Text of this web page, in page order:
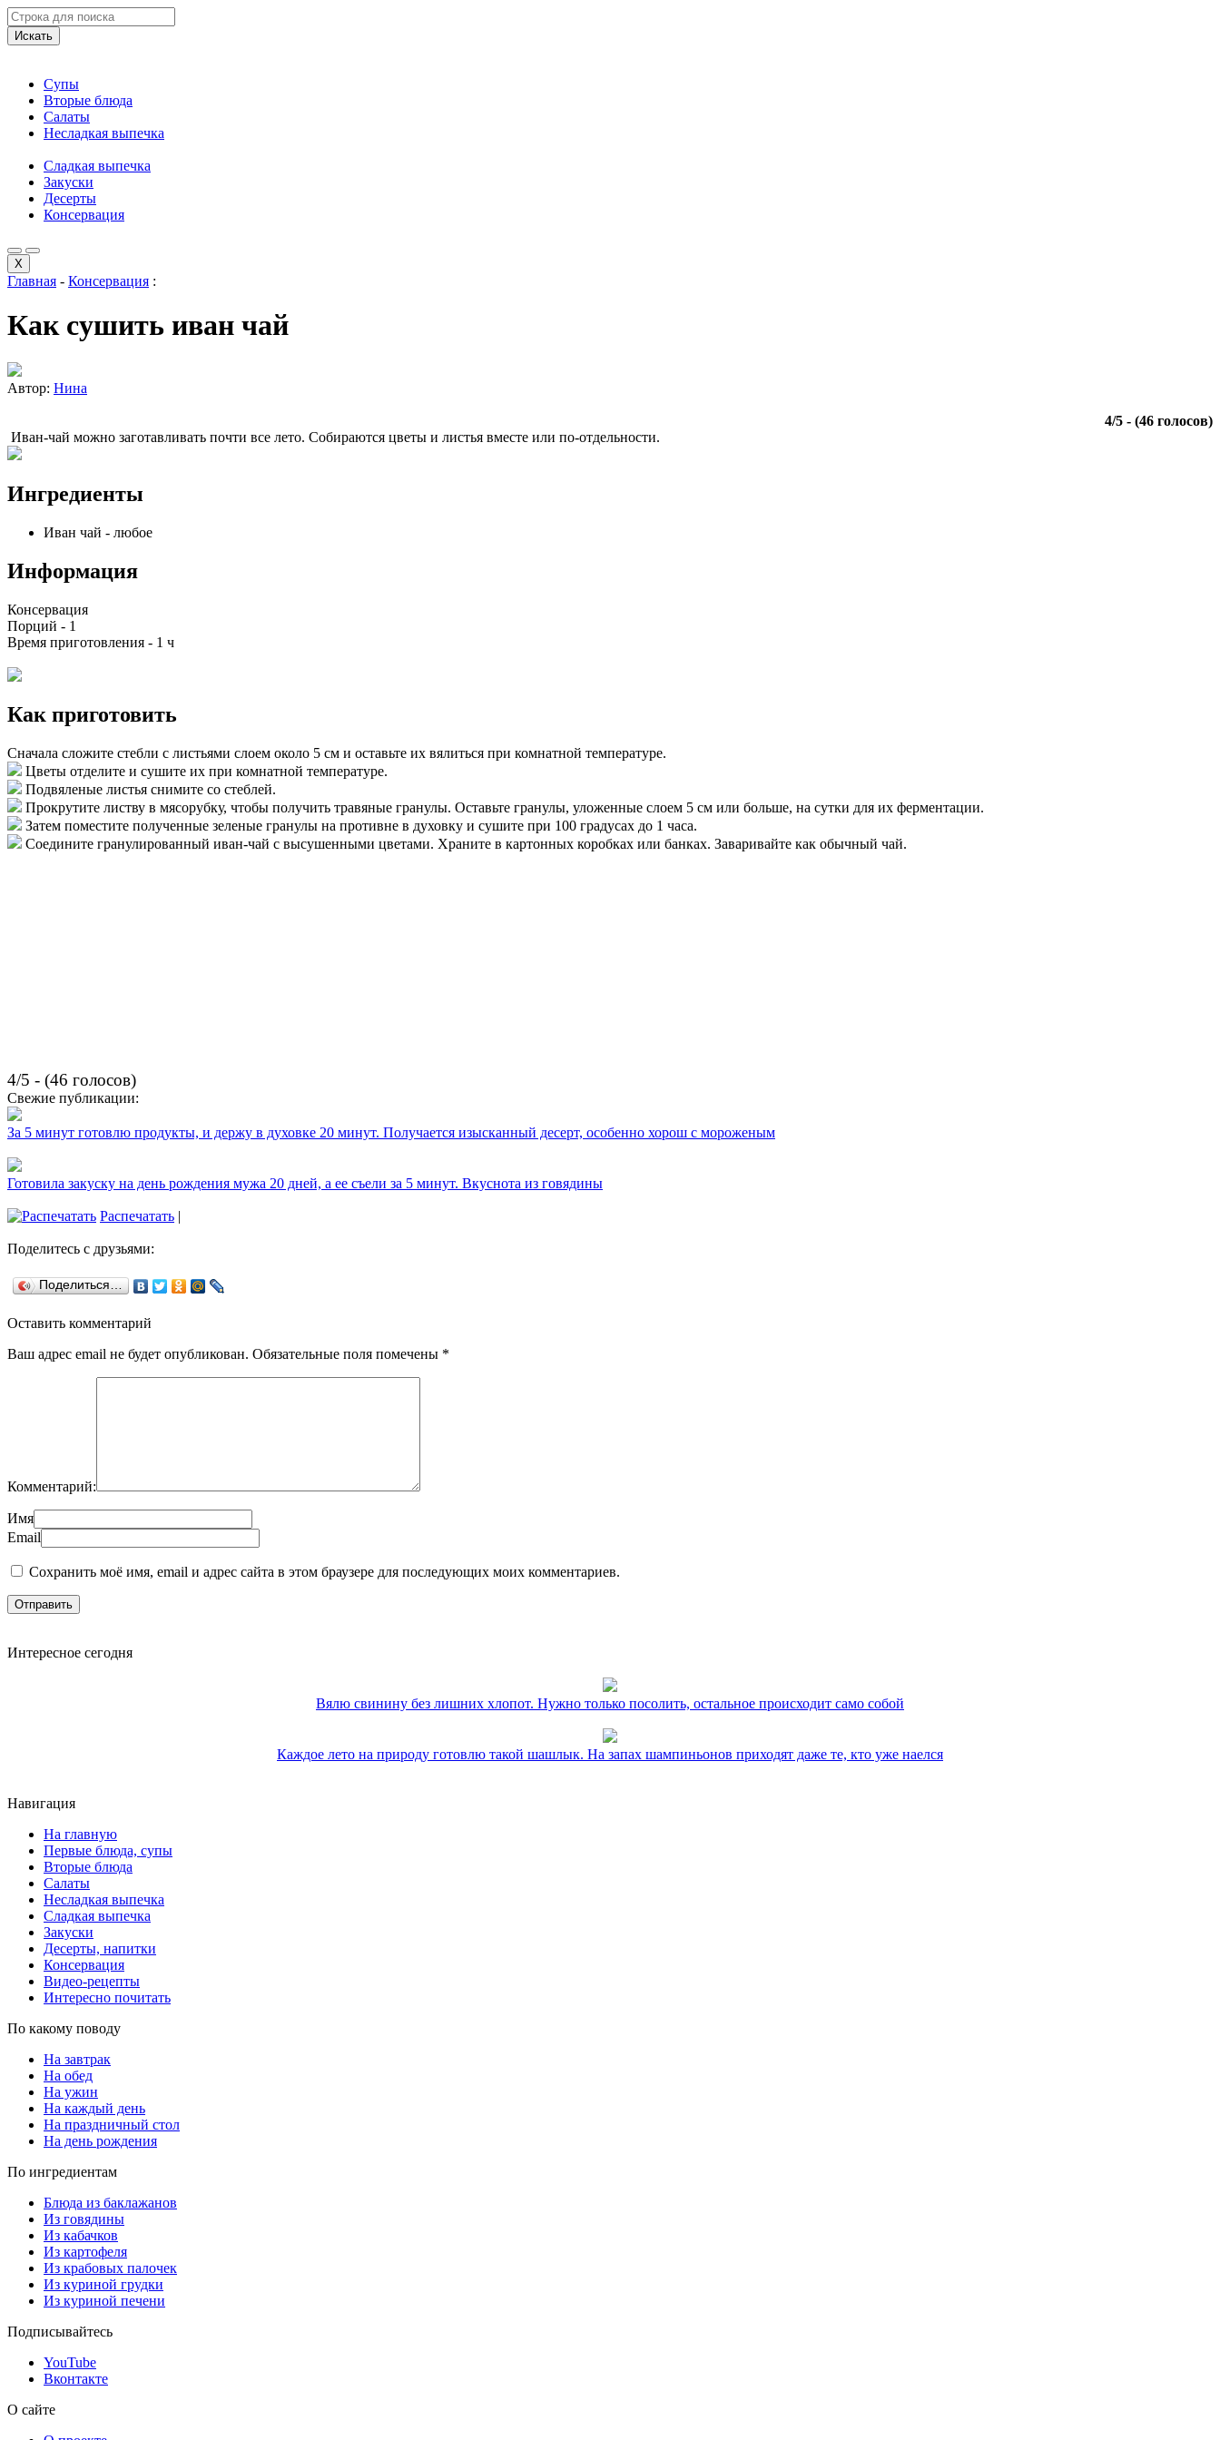
Искать
Супы
Вторые блюда
Салаты
Несладкая выпечка
Сладкая выпечка
Закуски
Десерты
Консервация
X
Главная - Консервация :
Как сушить иван чай
Автор: Нина
4/5 - (46 голосов)
Иван-чай можно заготавливать почти все лето. Собираются цветы и листья вместе или по-отдельности.
Ингредиенты
Иван чай - любое
Информация
Консервация
Порций - 1
Время приготовления - 1 ч
Как приготовить
Сначала сложите стебли с листьями слоем около 5 см и оставьте их вялиться при комнатной температуре.
Цветы отделите и сушите их при комнатной температуре.
Подвяленые листья снимите со стеблей.
Прокрутите листву в мясорубку, чтобы получить травяные гранулы. Оставьте гранулы, уложенные слоем 5 см или больше, на сутки для их ферментации.
Затем поместите полученные зеленые гранулы на противне в духовку и сушите при 100 градусах до 1 часа.
Соедините гранулированный иван-чай с высушенными цветами. Храните в картонных коробках или банках. Заваривайте как обычный чай.
4/5 - (46 голосов)
Свежие публикации:
За 5 минут готовлю продукты, и держу в духовке 20 минут. Получается изысканный десерт, особенно хорош с мороженым
Готовила закуску на день рождения мужа 20 дней, а ее съели за 5 минут. Вкуснота из говядины
Распечатать |
Поделитесь с друзьями:
Поделиться…
Оставить комментарий
Ваш адрес email не будет опубликован. Обязательные поля помечены *
Комментарий:
Имя
Email
Сохранить моё имя, email и адрес сайта в этом браузере для последующих моих комментариев.
Интересное сегодня
Вялю свинину без лишних хлопот. Нужно только посолить, остальное происходит само собой
Каждое лето на природу готовлю такой шашлык. На запах шампиньонов приходят даже те, кто уже наелся
Навигация
На главную
Первые блюда, супы
Вторые блюда
Салаты
Несладкая выпечка
Сладкая выпечка
Закуски
Десерты, напитки
Консервация
Видео-рецепты
Интересно почитать
По какому поводу
На завтрак
На обед
На ужин
На каждый день
На праздничный стол
На день рождения
По ингредиентам
Блюда из баклажанов
Из говядины
Из кабачков
Из картофеля
Из крабовых палочек
Из куриной грудки
Из куриной печени
Подписывайтесь
YouTube
Вконтакте
О сайте